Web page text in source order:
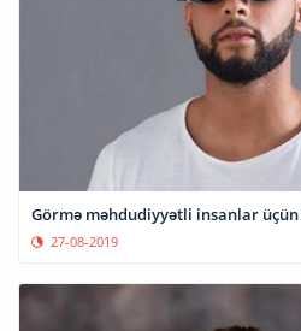
Görmə məhdudiyyətli insanlar üçün
27-08-2019